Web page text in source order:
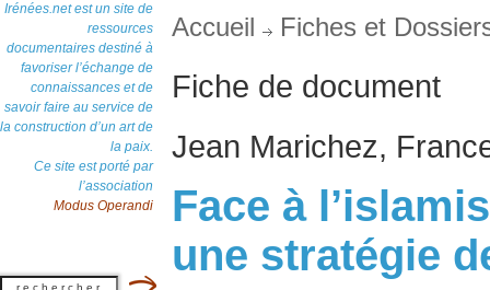
Irénées.net est un site de
ressources
documentaires destiné à
favoriser l’échange de
connaissances et de
savoir faire au service de
la construction d’un art de
la paix.
Ce site est porté par
l’association
Modus Operandi
Accueil Fiches et
Fiche de document
Jean Marichez,
Face à
une stratégie